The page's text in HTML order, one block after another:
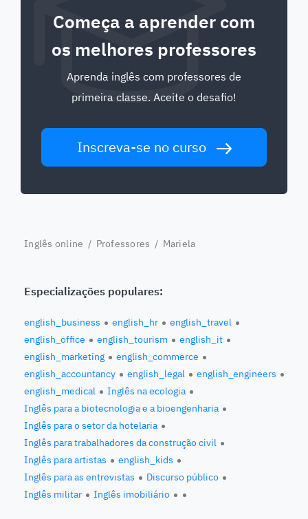
Começa a aprender com
os melhores professores
Aprenda inglês com professores de
primeira classe. Aceite o desafio!
Inscreva-se no curso
Inglês online / Professores / Mariela
Especializações populares:
english_business english_hr
english_travel
english_office
english_tourism
english_it
english_marketing
english_commerce
english_accountancy
english_legal
english_engineers
english_medical
Inglês na ecologia
Inglês para a biotecnologia e a bioengenharia
Inglês para o setor da hotelaria
Inglês para trabalhadores da construção civil
Inglês para artistas
english_kids
Inglês para as entrevistas
Discurso público
Inglês militar
Inglês imobiliário